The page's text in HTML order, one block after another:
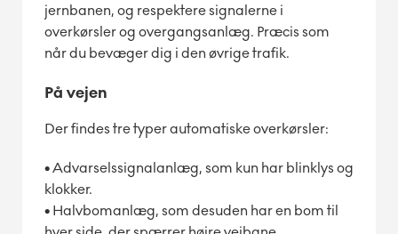
jernbanen, og respektere signalerne i
overkørsler og overgangsanlæg. Præcis som
når du bevæger dig i den øvrige trafik.
På vejen
Der findes tre typer automatiske overkørsler:
•Advarselssignalanlæg, som kun har blinklys og
klokker.
• Halvbomanlæg, som desuden har en bom til